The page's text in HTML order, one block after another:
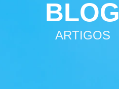
BLOG
ARTIGOS